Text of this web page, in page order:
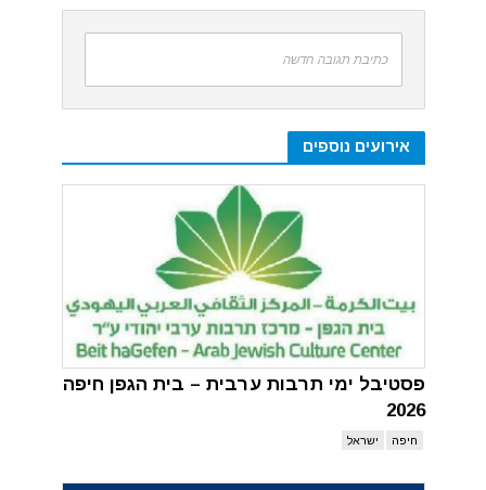
כתיבת תגובה חדשה
אירועים נוספים
פסטיבל ימי תרבות ערבית – בית הגפן חיפה
2026
חיפה ישראל